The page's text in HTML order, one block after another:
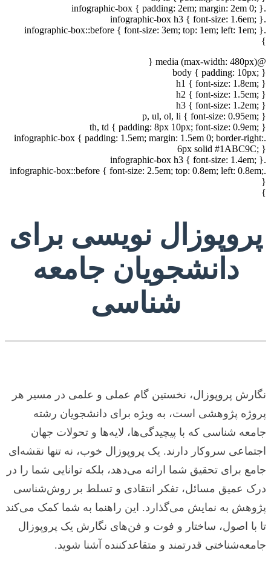
.infographic-box { padding: 2em; margin: 2em 0; }
.infographic-box h3 { font-size: 1.6em; }
.infographic-box::before { font-size: 3em; top: 1em; left: 1em; }
}
@media (max-width: 480px) {
body { padding: 10px; }
h1 { font-size: 1.8em; }
h2 { font-size: 1.5em; }
h3 { font-size: 1.2em; }
p, ul, ol, li { font-size: 0.95em; }
th, td { padding: 8px 10px; font-size: 0.9em; }
.infographic-box { padding: 1.5em; margin: 1.5em 0; border-right:
6px solid #1ABC9C; }
.infographic-box h3 { font-size: 1.4em; }
.infographic-box::before { font-size: 2.5em; top: 0.8em; left: 0.8em;
}
}
پروپوزال نویسی برای
دانشجویان جامعه
شناسی
نگارش پروپوزال، نخستین گام عملی و علمی در مسیر هر
پروژه پژوهشی است، به ویژه برای دانشجویان رشته
جامعه شناسی که با پیچیدگی‌ها، لایه‌ها و تحولات جهان
اجتماعی سروکار دارند. یک پروپوزال خوب، نه تنها نقشه‌ای
جامع برای تحقیق شما ارائه می‌دهد، بلکه توانایی شما را در
درک عمیق مسائل، تفکر انتقادی و تسلط بر روش‌شناسی
پژوهش به نمایش می‌گذارد. این راهنما به شما کمک می‌کند
تا با اصول، ساختار و فوت و فن‌های نگارش یک پروپوزال
جامعه‌شناختی قدرتمند و متقاعدکننده آشنا شوید.